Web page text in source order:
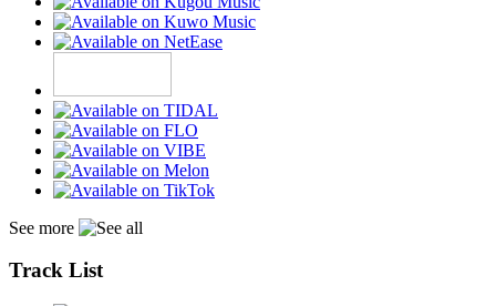
See more
Track List